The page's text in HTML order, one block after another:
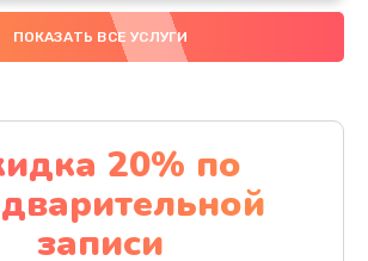
ПОКАЗАТЬ ВСЕ УСЛУГИ
20% по
записи